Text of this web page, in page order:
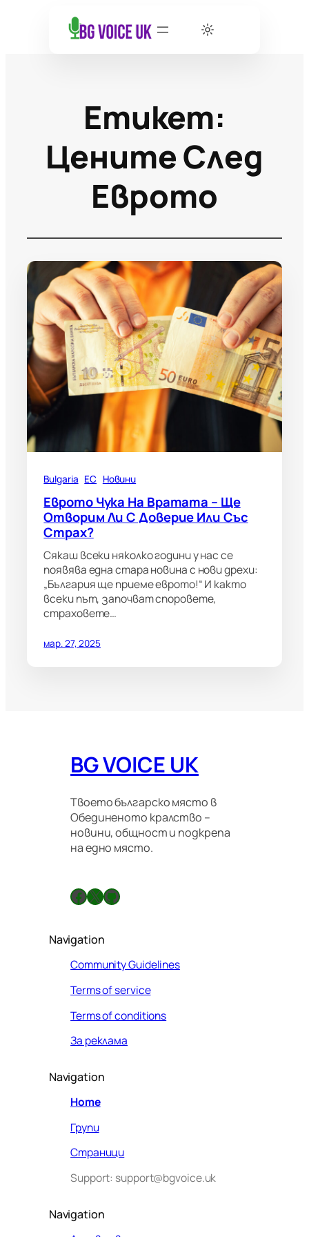
Етикет:
Цените След
Еврото
Bulgaria ЕС Новини
Еврото Чука На Вратата – Ще
Отворим Ли С Доверие Или Със
Страх?
Сякаш всеки няколко години у нас се
появява една стара новина с нови дрехи:
„България ще приеме еврото!“ И както
всеки път, започват споровете,
страховете…
мар. 27, 2025
BG VOICE UK
Твоето българско място в
Обединеното кралство –
новини, общност и подкрепа
на едно място.
Facebook X GitHub
Navigation
Community Guidelines
Terms of service
Terms of conditions
За реклама
Navigation
Home
Групи
Страници
Support: support@bgvoice.uk
Navigation